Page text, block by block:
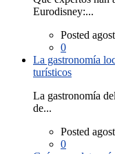
Eurodisney:...
Posted
0
La gastronomía
turísticos
La gastronomía
de...
Posted
0